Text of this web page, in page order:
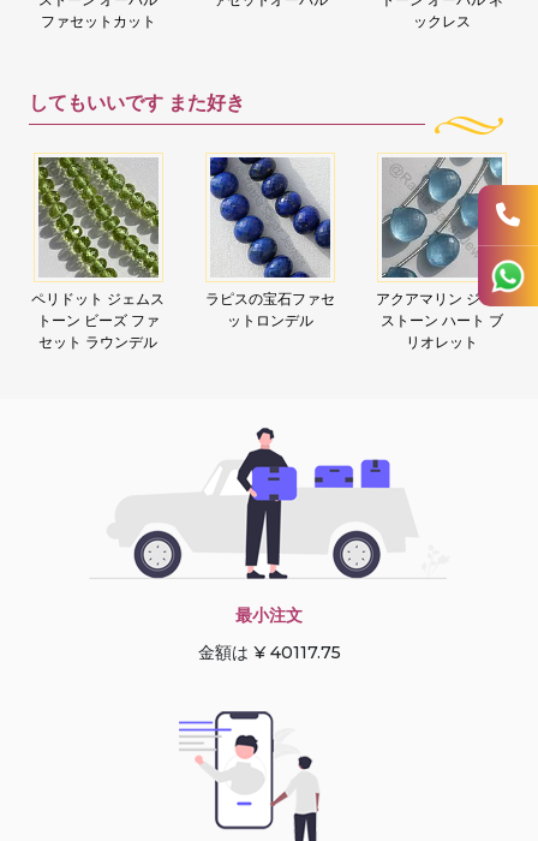
ファセットカット
ックレス
してもいいです また好き
ペリドット ジェムス
トーン ビーズ ファ
セット ラウンデル
ラピスの宝石ファセ
ットロンデル
アクアマリン ジェム
ストーン ハート ブ
リオレット
最小注文
金額は ¥ 40117.75